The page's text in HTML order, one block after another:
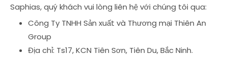
Saphias, quý khách vui lòng liên hệ với chúng tôi qua:
Công Ty TNHH Sản xuất và Thương mại Thiên An
Group
Địa chỉ: Ts17, KCN Tiên Sơn, Tiên Du, Bắc Ninh.